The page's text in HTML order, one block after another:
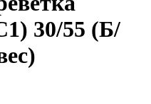
30/55 (Б/